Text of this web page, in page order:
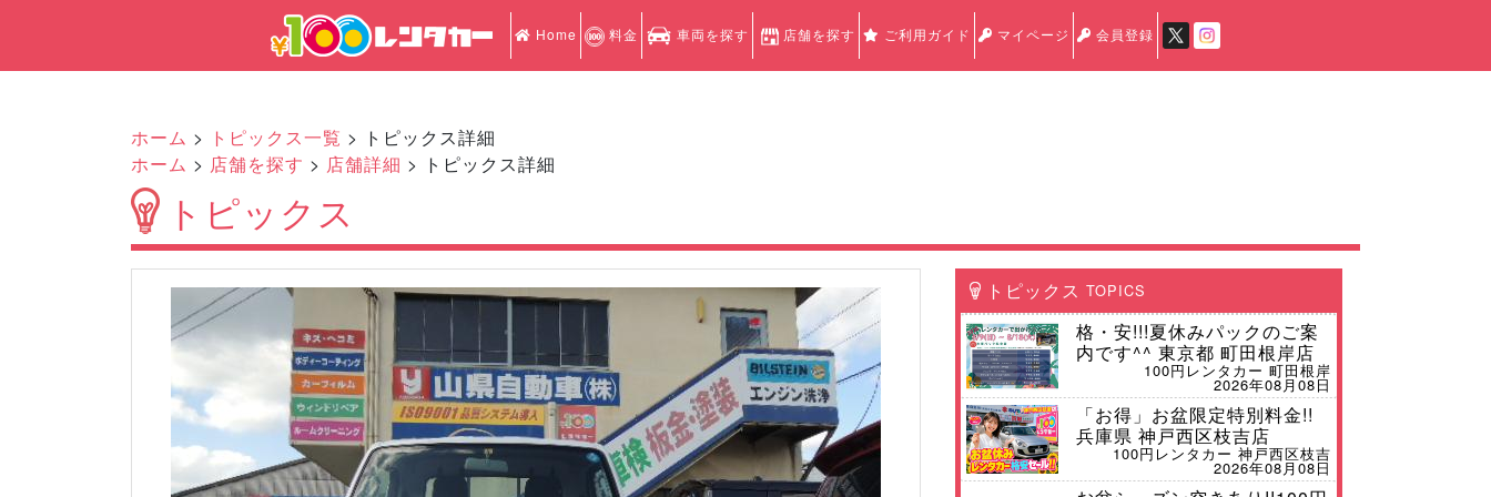
Home 料金 車両を探す 店舗を探す ご利用ガイド マイページ 会員登録
ホーム > トピックス一覧 > トピックス詳細
ホーム > 店舗を探す > 店舗詳細 > トピックス詳細
トピックス
トピックス TOPICS
格・安!!!夏休みパックのご案
内です^^ 東京都 町田根岸店
100円レンタカー 町田根岸
2026年08月08日
「お得」お盆限定特別料金!!
兵庫県 神戸西区枝吉店
100円レンタカー 神戸西区枝吉
2026年08月08日